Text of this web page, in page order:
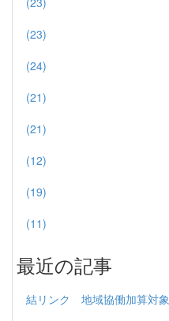
(23)
(24)
(21)
(21)
(12)
(19)
(11)
最近の記事
結リンク 地域協働加算対